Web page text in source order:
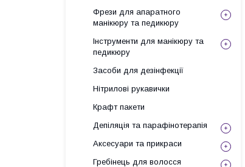
Фрези для апаратного
манікюру та педикюру
Інструменти для манікюру та
педикюру
Засоби для дезінфекції
Нітрилові рукавички
Крафт пакети
Депіляція та парафінотерапія
Аксесуари та прикраси
Гребінець для волосся